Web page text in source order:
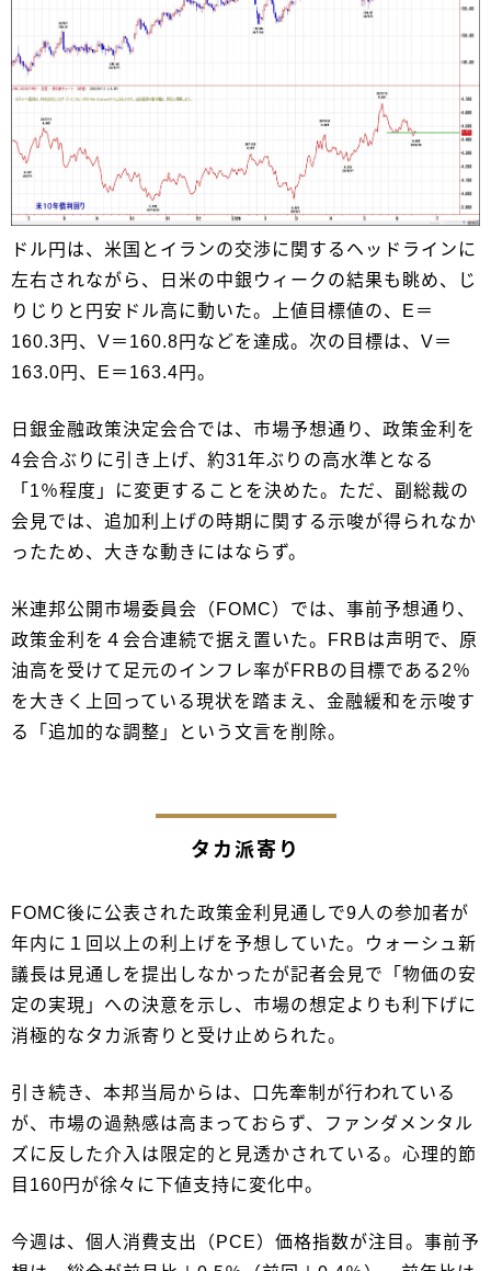
ドル円は、米国とイランの交渉に関するヘッドラインに
左右されながら、日米の中銀ウィークの結果も眺め、じ
りじりと円安ドル高に動いた。上値目標値の、E＝
160.3円、V＝160.8円などを達成。次の目標は、V＝
163.0円、E＝163.4円。
日銀金融政策決定会合では、市場予想通り、政策金利を
4会合ぶりに引き上げ、約31年ぶりの高水準となる
「1％程度」に変更することを決めた。ただ、副総裁の
会見では、追加利上げの時期に関する示唆が得られなか
ったため、大きな動きにはならず。
米連邦公開市場委員会（FOMC）では、事前予想通り、
政策金利を４会合連続で据え置いた。FRBは声明で、原
油高を受けて足元のインフレ率がFRBの目標である2％
を大きく上回っている現状を踏まえ、金融緩和を示唆す
る「追加的な調整」という文言を削除。
タカ派寄り
FOMC後に公表された政策金利見通しで9人の参加者が
年内に１回以上の利上げを予想していた。ウォーシュ新
議長は見通しを提出しなかったが記者会見で「物価の安
定の実現」への決意を示し、市場の想定よりも利下げに
消極的なタカ派寄りと受け止められた。
引き続き、本邦当局からは、口先牽制が行われている
が、市場の過熱感は高まっておらず、ファンダメンタル
ズに反した介入は限定的と見透かされている。心理的節
目160円が徐々に下値支持に変化中。
今週は、個人消費支出（PCE）価格指数が注目。事前予